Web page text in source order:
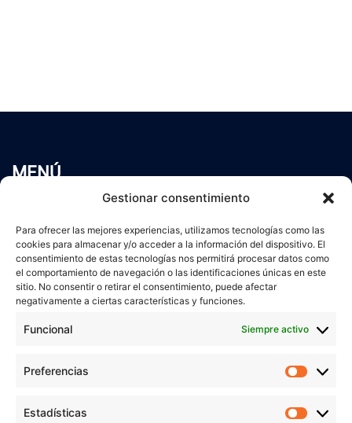
Gestionar consentimiento
Para ofrecer las mejores experiencias, utilizamos tecnologías como las
cookies para almacenar y/o acceder a la información del dispositivo. El
consentimiento de estas tecnologías nos permitirá procesar datos como
el comportamiento de navegación o las identificaciones únicas en este
sitio. No consentir o retirar el consentimiento, puede afectar
negativamente a ciertas características y funciones.
Funcional Siempre activo
Preferencias
Estadísticas
MENÚ
Servicios
Blog
Contacto
Aviso Legal
Política de cookies
veronicaruiz.es está bajo